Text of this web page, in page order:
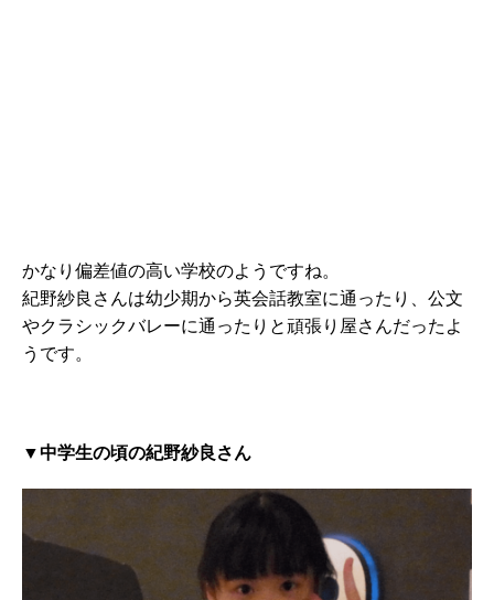
かなり偏差値の高い学校のようですね。
紀野紗良さんは幼少期から英会話教室に通ったり、公文
やクラシックバレーに通ったりと頑張り屋さんだったよ
うです。
▼中学生の頃の紀野紗良さん